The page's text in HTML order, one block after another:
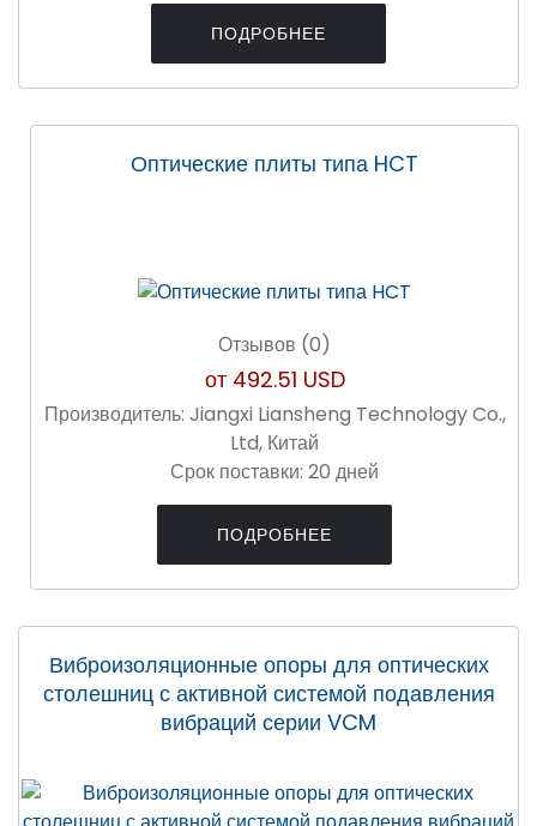
ПОДРОБНЕЕ
Оптические плиты типа HCT
Отзывов (0)
от 492.51 USD
Производитель: Jiangxi Liansheng Technology Co.,
Ltd, Китай
Срок поставки: 20 дней
ПОДРОБНЕЕ
Виброизоляционные опоры для оптических
столешниц с активной системой подавления
вибраций серии VCM